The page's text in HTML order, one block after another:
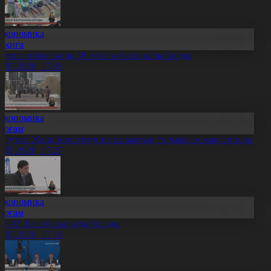
облысында 38 отбасы баспаналы болды
17:38
Жаңа Конституция халықтың тұрмысын жақсартады
17:27
92: Баға бақылауда болады
17:18